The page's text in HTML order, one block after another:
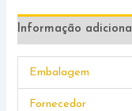
Informação adicional
Embalagem
Fornecedor